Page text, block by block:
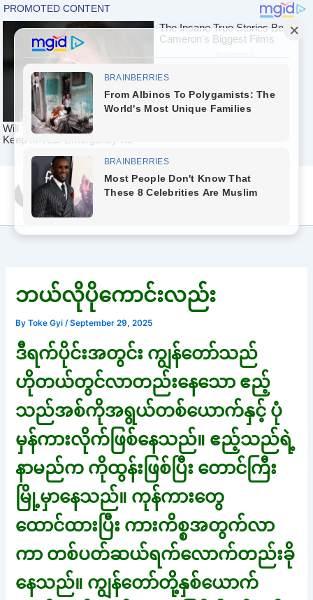
content
Yeah Celeb [အပြာ
ဘယ်လိုပိုကောင်းလည်း
ByToke Gyi /September 29, 2025
ဒီရက်ပိုင်းအတွင်း ကျွန်တော်သည်
ဟိုတယ်တွင်လာတည်းနေသော ဧည့်
သည်အစ်ကိုအရွယ်တစ်ယောက်နှင့် ပုံ
မှန်ကားလိုက်ဖြစ်နေသည်။ ဧည့်သည်ရဲ့
နာမည်က ကိုထွန်းဖြစ်ပြီး တောင်ကြီး
မြို့မှာနေသည်။ ကုန်ကားတွေ
ထောင်ထားပြီး ကားကိစ္စအတွက်လာ
ကာ တစ်ပတ်ဆယ်ရက်လောက်တည်းခို
နေသည်။ ကျွန်တော်တို့နှစ်ယောက်